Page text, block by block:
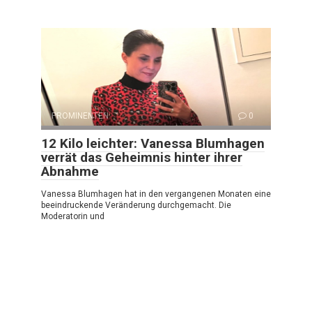
PROMINENTEN 0
12 Kilo leichter: Vanessa Blumhagen
verrät das Geheimnis hinter ihrer
Abnahme
Vanessa Blumhagen hat in den vergangenen Monaten eine
beeindruckende Veränderung durchgemacht. Die
Moderatorin und